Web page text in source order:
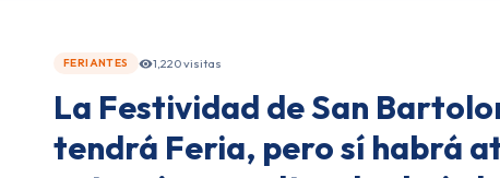
Seguro de hogar Seguro de salud
FERIANTES 1,220 visitas
La Festividad de San
tendrá Feria, pero sí habrá